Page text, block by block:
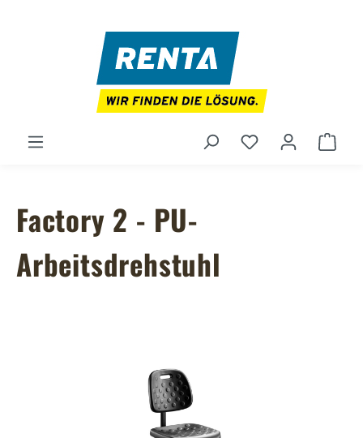
Du hast 0
Factory 2 - PU-
Arbeitsdrehstuhl
Bildergalerie überspringen